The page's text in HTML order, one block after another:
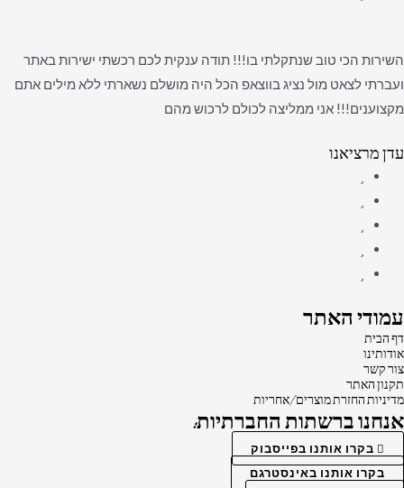
השירות הכי טוב שנתקלתי בו!!! תודה ענקית לכם רכשתי ישירות באתר
ועברתי לצאט מול נציג בווצאפ הכל היה מושלם נשארתי ללא מילים אתם
מקצוענים!!! אני ממליצה לכולם לרכוש מהם
עדן מרציאנו
עמודי האתר
דף הבית
אודותינו
צור קשר
תקנון האתר
מדיניות החזרת מוצרים/אחריות
אנחנו ברשתות החברתיות:
בקרו אותנו בפייסבוק
בקרו אותנו באינסטרגם